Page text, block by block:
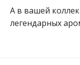
А в вашей
легендарных